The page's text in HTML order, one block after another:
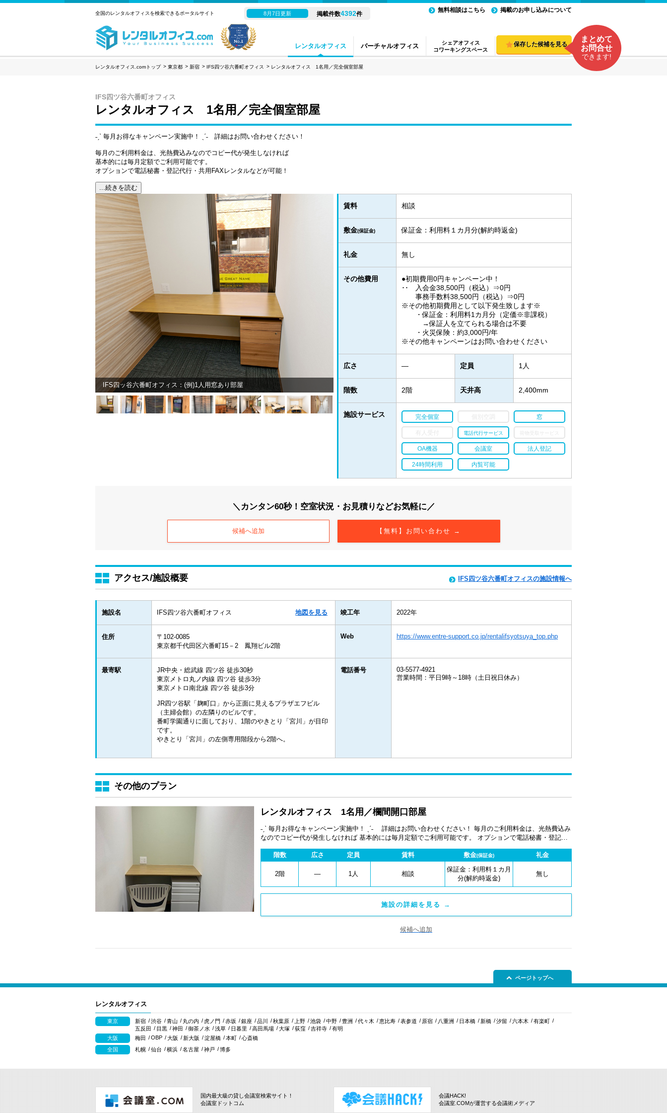
レンタルオフィス バーチャルオフィス
シェアオフィス
コワーキングスペース
全国のレンタルオフィスを検索できるポータルサイト 8月7日更新 掲載件数4392件
無料相談はこちら 掲載のお申し込みについて
保存した候補を見る
まとめて
お問合せ
できます!
レンタルオフィス.comトップ 東京都 新宿 IFS四ツ谷六番町オフィス レンタルオフィス 1名用／完全個室部屋
IFS四ツ谷六番町オフィス
レンタルオフィス 1名用／完全個室部屋
˗ˏˋ 毎月お得なキャンペーン実施中！ ˎˊ˗ 詳細はお問い合わせください！
毎月のご利用料金は、光熱費込みなのでコピー代が発生しなければ
基本的には毎月定額でご利用可能です。
オプションで電話秘書・登記代行・共用FAXレンタルなどが可能！
...続きを読む
IFS四ッ谷六番町オフィス：(例)1人用窓あり部屋
賃料 相談
敷金(保証金) 保証金：利用料１カ月分(解約時返金)
礼金 無し
その他費用
●初期費用0円キャンペーン中！
･･ 入会金38,500円（税込）⇒0円
事務手数料38,500円（税込）⇒0円
※その他初期費用として以下発生致します※
・保証金：利用料1カ月分（定価※非課税）
→保証人を立てられる場合は不要
・火災保険：約3,000円/年
※その他キャンペーンはお問い合わせください
広さ ― 定員 1人
階数 2階 天井高 2,400mm
施設サービス 完全個室 個別空調 窓
有人受付 電話代行サービス
OA機器 会議室 法人登記
24時間利用 内覧可能
＼カンタン60秒！空室状況・お見積りなどお気軽に／
【無料】お問い合わせ →
候補へ追加
アクセス/施設概要 IFS四ツ谷六番町オフィスの施設情報へ
施設名 IFS四ツ谷六番町オフィス 地図を見る 竣工年 2022年
住所
〒102-0085
東京都千代田区六番町15－2 鳳翔ビル2階
Web https://www.entre-support.co.jp/rentalifsyotsuya_top.php
最寄駅
JR中央・総武線 四ツ谷 徒歩30秒
東京メトロ丸ノ内線 四ツ谷 徒歩3分
東京メトロ南北線 四ツ谷 徒歩3分
JR四ツ谷駅「麹町口」から正面に見えるプラザエフビル
（主婦会館）の左隣りのビルです。
番町学園通りに面しており、1階のやきとり「宮川」が目印
です。
やきとり「宮川」の左側専用階段から2階へ。
電話番号
03-5577-4921
営業時間：平日9時～18時（土日祝日休み）
その他のプラン
レンタルオフィス 1名用／欄間開口部屋
˗ˏˋ 毎月お得なキャンペーン実施中！ ˎˊ˗ 詳細はお問い合わせください！ 毎月のご利用料金は、光熱費込み
なのでコピー代が発生しなければ 基本的には毎月定額でご利用可能です。 オプションで電話秘書・登記代
階数
広さ 定員 賃料 敷金(保証金) 礼金
2階 ― 1人 相談
保証金：利用料１カ月
分(解約時返金)
無し
施設の詳細を見る →
候補へ追加
ページトップへ
レンタルオフィス
東京 新宿 渋谷 青山 丸の内 虎ノ門 赤坂 銀座 品川 秋葉原 上野 池袋 中野 豊洲 代々木 恵比寿 表参道 原宿 八重洲 日本橋 新橋 汐留 六本木
有楽町
五反田
目黒 神田 御茶ノ水 浅草 日暮里 高田馬場 大塚 荻窪 吉祥寺
有明
大阪
梅田 OBP 大阪 新大阪 淀屋橋 本町
心斎橋
全国
札幌 仙台 横浜 名古屋 神戸 博多
国内最大級の貸し会議室検索サイト！
会議室ドットコム
会議HACK!
会議室.COMが運営する会議術メディア